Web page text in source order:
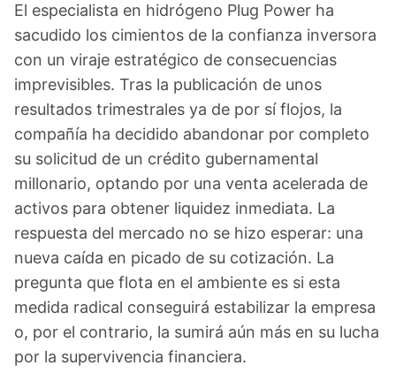
El especialista en hidrógeno Plug Power ha
sacudido los cimientos de la confianza inversora
con un viraje estratégico de consecuencias
imprevisibles. Tras la publicación de unos
resultados trimestrales ya de por sí flojos, la
compañía ha decidido abandonar por completo
su solicitud de un crédito gubernamental
millonario, optando por una venta acelerada de
activos para obtener liquidez inmediata. La
respuesta del mercado no se hizo esperar: una
nueva caída en picado de su cotización. La
pregunta que flota en el ambiente es si esta
medida radical conseguirá estabilizar la empresa
o, por el contrario, la sumirá aún más en su lucha
por la supervivencia financiera.